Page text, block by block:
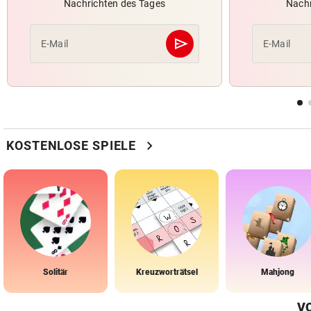
Nachrichten des Tages
E-Mail send
Abschicken E-Mail
KOSTENLOSE SPIELE chevron_right
Solitär Kreuzworträtsel Mahjong